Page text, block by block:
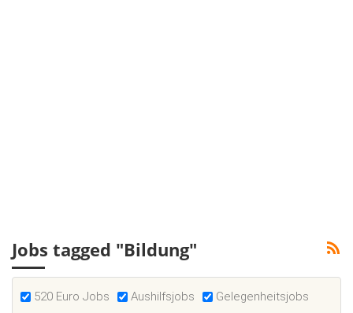
Jobs tagged "Bildung"
520 Euro Jobs Aushilfsjobs Gelegenheitsjobs